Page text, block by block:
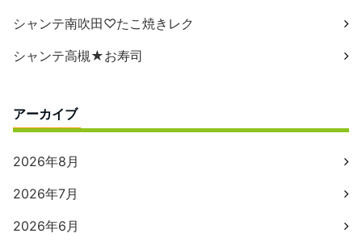
シャンテ南吹田♡たこ焼きレク
シャンテ高槻★お寿司
アーカイブ
2026年8月
2026年7月
2026年6月